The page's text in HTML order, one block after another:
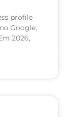
profile
Google,
2026,